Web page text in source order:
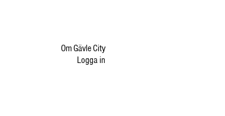
Om Gävle City
Logga in